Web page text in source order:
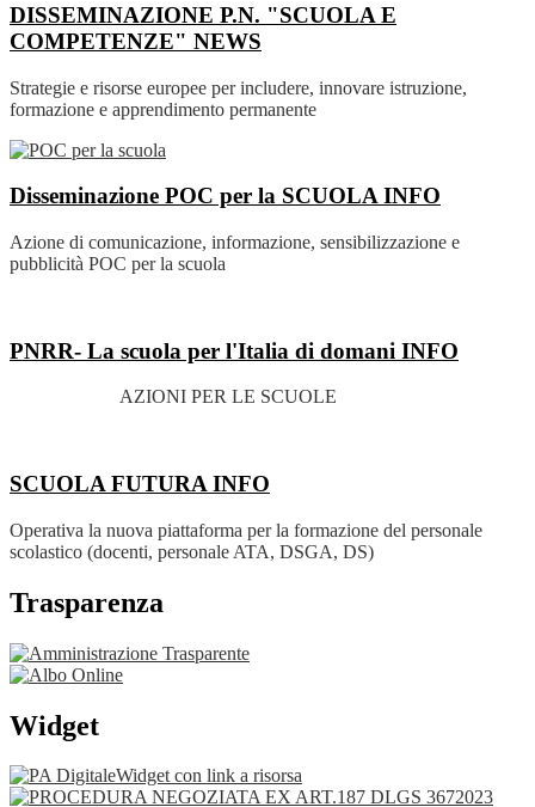
DISSEMINAZIONE P.N. "SCUOLA E
COMPETENZE" NEWS
Strategie e risorse europee per includere, innovare istruzione,
formazione e apprendimento permanente
Disseminazione POC per la SCUOLAINFO
Azione di comunicazione, informazione, sensibilizzazione e
pubblicità POC per la scuola
PNRR- La scuola per l'Italia di domani INFO
AZIONI PER LE SCUOLE
SCUOLA FUTURA INFO
Operativa la nuova piattaforma per la formazione del personale
scolastico (docenti, personale ATA, DSGA, DS)
Trasparenza
Widget
Widget con link a risorsa